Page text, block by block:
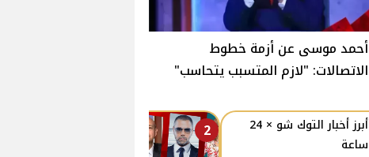
أحمد موسى عن أزمة خطوط
الاتصالات: "لازم المتسبب يتحاسب"
2
أبرز أخبار التوك شو × 24
ساعة